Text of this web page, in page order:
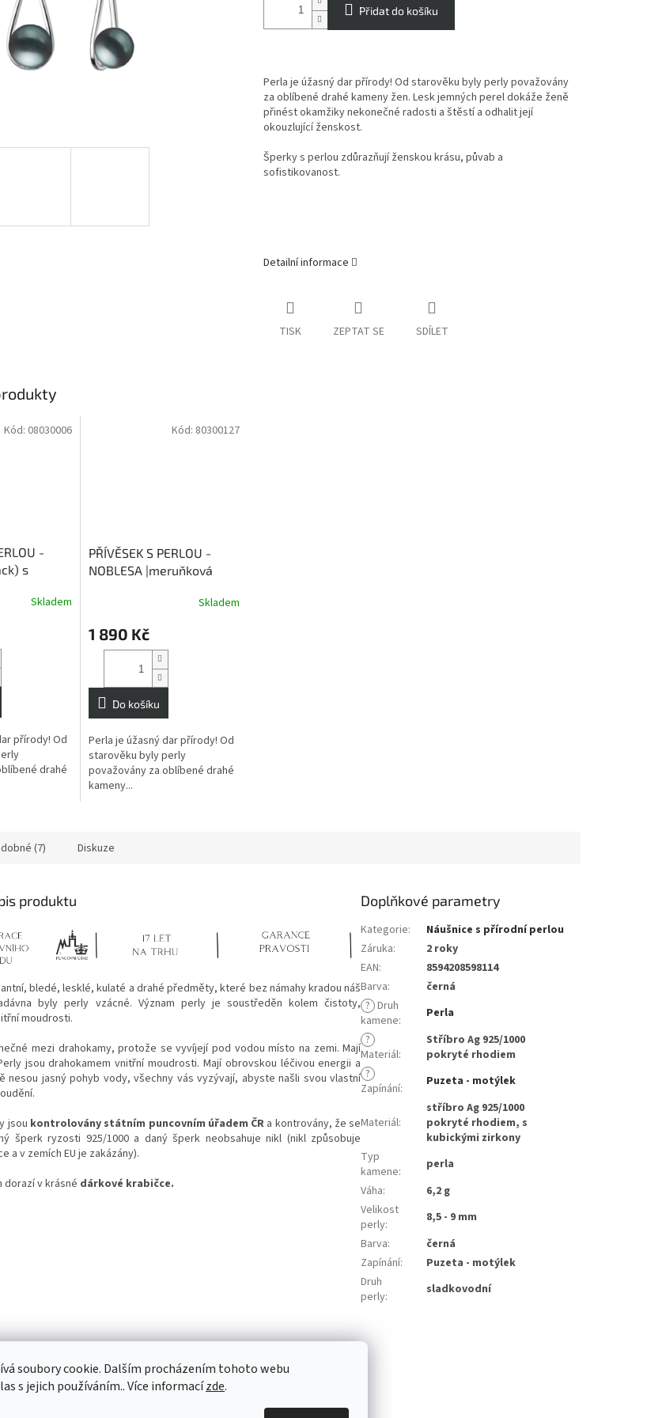
soubory cookie. Dalším procházením tohoto webu
s jejich používáním.. Více informacízde.
Přidat do košíku
Perla je úžasný dar přírody! Od starověku byly perly považovány
za oblíbené drahé kameny žen. Lesk jemných perel dokáže ženě
přinést okamžiky nekonečné radosti a štěstí a odhalit její
okouzlující ženskost.
Šperky s perlou zdůrazňují ženskou krásu, půvab a
sofistikovanost.
Detailní informace
TISK ZEPTAT SE SDÍLET
-
s
Skladem
přírody! Od
drahé
Kód: 08030006
PŘÍVĚSEK S PERLOU -
NOBLESA |meruňková
Skladem
1 890 Kč
Do košíku
Perla je úžasný dar přírody! Od
starověku byly perly
považovány za oblíbené drahé
kameny...
Kód: 80300127
(7) Diskuze
produktu
bledé, lesklé, kulaté a drahé předměty, které bez námahy kradou náš
byly perly vzácné. Význam perly je soustředěn kolem čistoty,
moudrosti.
mezi drahokamy, protože se vyvíjejí pod vodou místo na zemi.Mají
jsou drahokamem vnitřní moudrosti. Mají obrovskou léčivou energii a
nesou jasný pohyb vody, všechny vás vyzývají, abyste našli svou vlastní
jsou kontrolovány státním puncovním úřadem ČR a kontrovány, že se
šperk ryzosti 925/1000 a daný šperk neobsahuje nikl (nikl způsobuje
a v zemích EU je zakázány).
dorazí v krásné dárkové krabičce.
Doplňkové parametry
Kategorie:
Náušnice s přírodní perlou
Záruka:
2 roky
EAN:
8594208598114
Barva:
černá
? Druh
kamene:
Perla
?
Materiál:
Stříbro Ag 925/1000
pokryté rhodiem
?
Zapínání: Puzeta - motýlek
Materiál:
stříbro Ag 925/1000
pokryté rhodiem, s
kubickými zirkony
Typ
kamene:
perla
Váha:
6,2 g
Velikost
perly:
8,5 - 9 mm
Barva:
černá
Zapínání:
Puzeta - motýlek
Druh
perly: sladkovodní